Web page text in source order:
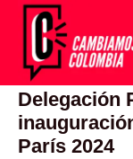
contenido
Delegación
París 2024